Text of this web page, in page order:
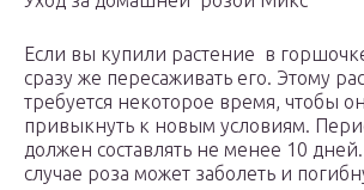
Если вы купили растение в
сразу же пересаживать его. Этому
требуется некоторое время, чтобы
привыкнуть к новым условиям.
должен составлять не менее 10
случае роза может заболеть и